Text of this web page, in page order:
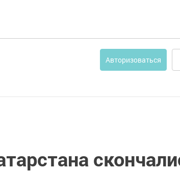
Авторизоваться